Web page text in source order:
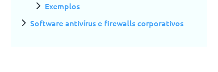
Exemplos
Software antivírus e firewalls corporativos